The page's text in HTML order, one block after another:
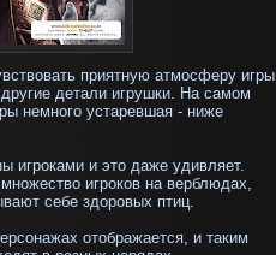
приятную атмосферу игры
детали игрушки. На самом
немного устаревшая - ниже
игроками и это даже удивляет.
игроков на верблюдах,
себе здоровых птиц.
отображается, и таким